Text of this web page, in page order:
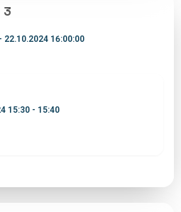
3
22.10.2024 16:00:00
15:30 - 15:40